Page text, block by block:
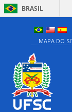
BRASIL
MAPA DO